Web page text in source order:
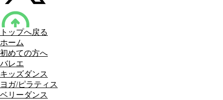
トップへ戻る
ホーム
初めての方へ
バレエ
キッズダンス
ヨガ/ピラティス
ベリーダンス